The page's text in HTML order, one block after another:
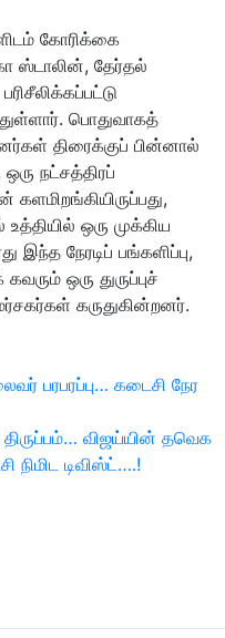
கோரிக்கை
ஸ்டாலின், தேர்தல்
பொதுவாகத்
திரைக்குப் பின்னால்
நட்சத்திரப்
ஒரு முக்கிய
இந்த நேரடிப் பங்களிப்பு,
ஒரு துருப்புச்
கருதுகின்றனர்.
பரபரப்பு… கடைசி நேர
திருப்பம்… விஜய்யின் தவெக
நிமிட டிவிஸ்ட்….!